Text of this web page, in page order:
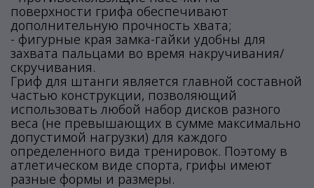
поверхности грифа обеспечивают
дополнительную прочность хвата;
- фигурные края замка-гайки удобны для
захвата пальцами во время накручивания/
скручивания.
Гриф для штанги является главной составной
частью конструкции, позволяющий
использовать любой набор дисков разного
веса (не превышающих в сумме максимально
допустимой нагрузки) для каждого
определенного вида тренировок. Поэтому в
атлетическом виде спорта, грифы имеют
разные формы и размеры.